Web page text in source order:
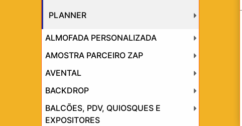
PLANNER
ALMOFADA PERSONALIZADA
AMOSTRA PARCEIRO ZAP
AVENTAL
BACKDROP
BALCÕES, PDV, QUIOSQUES E
EXPOSITORES